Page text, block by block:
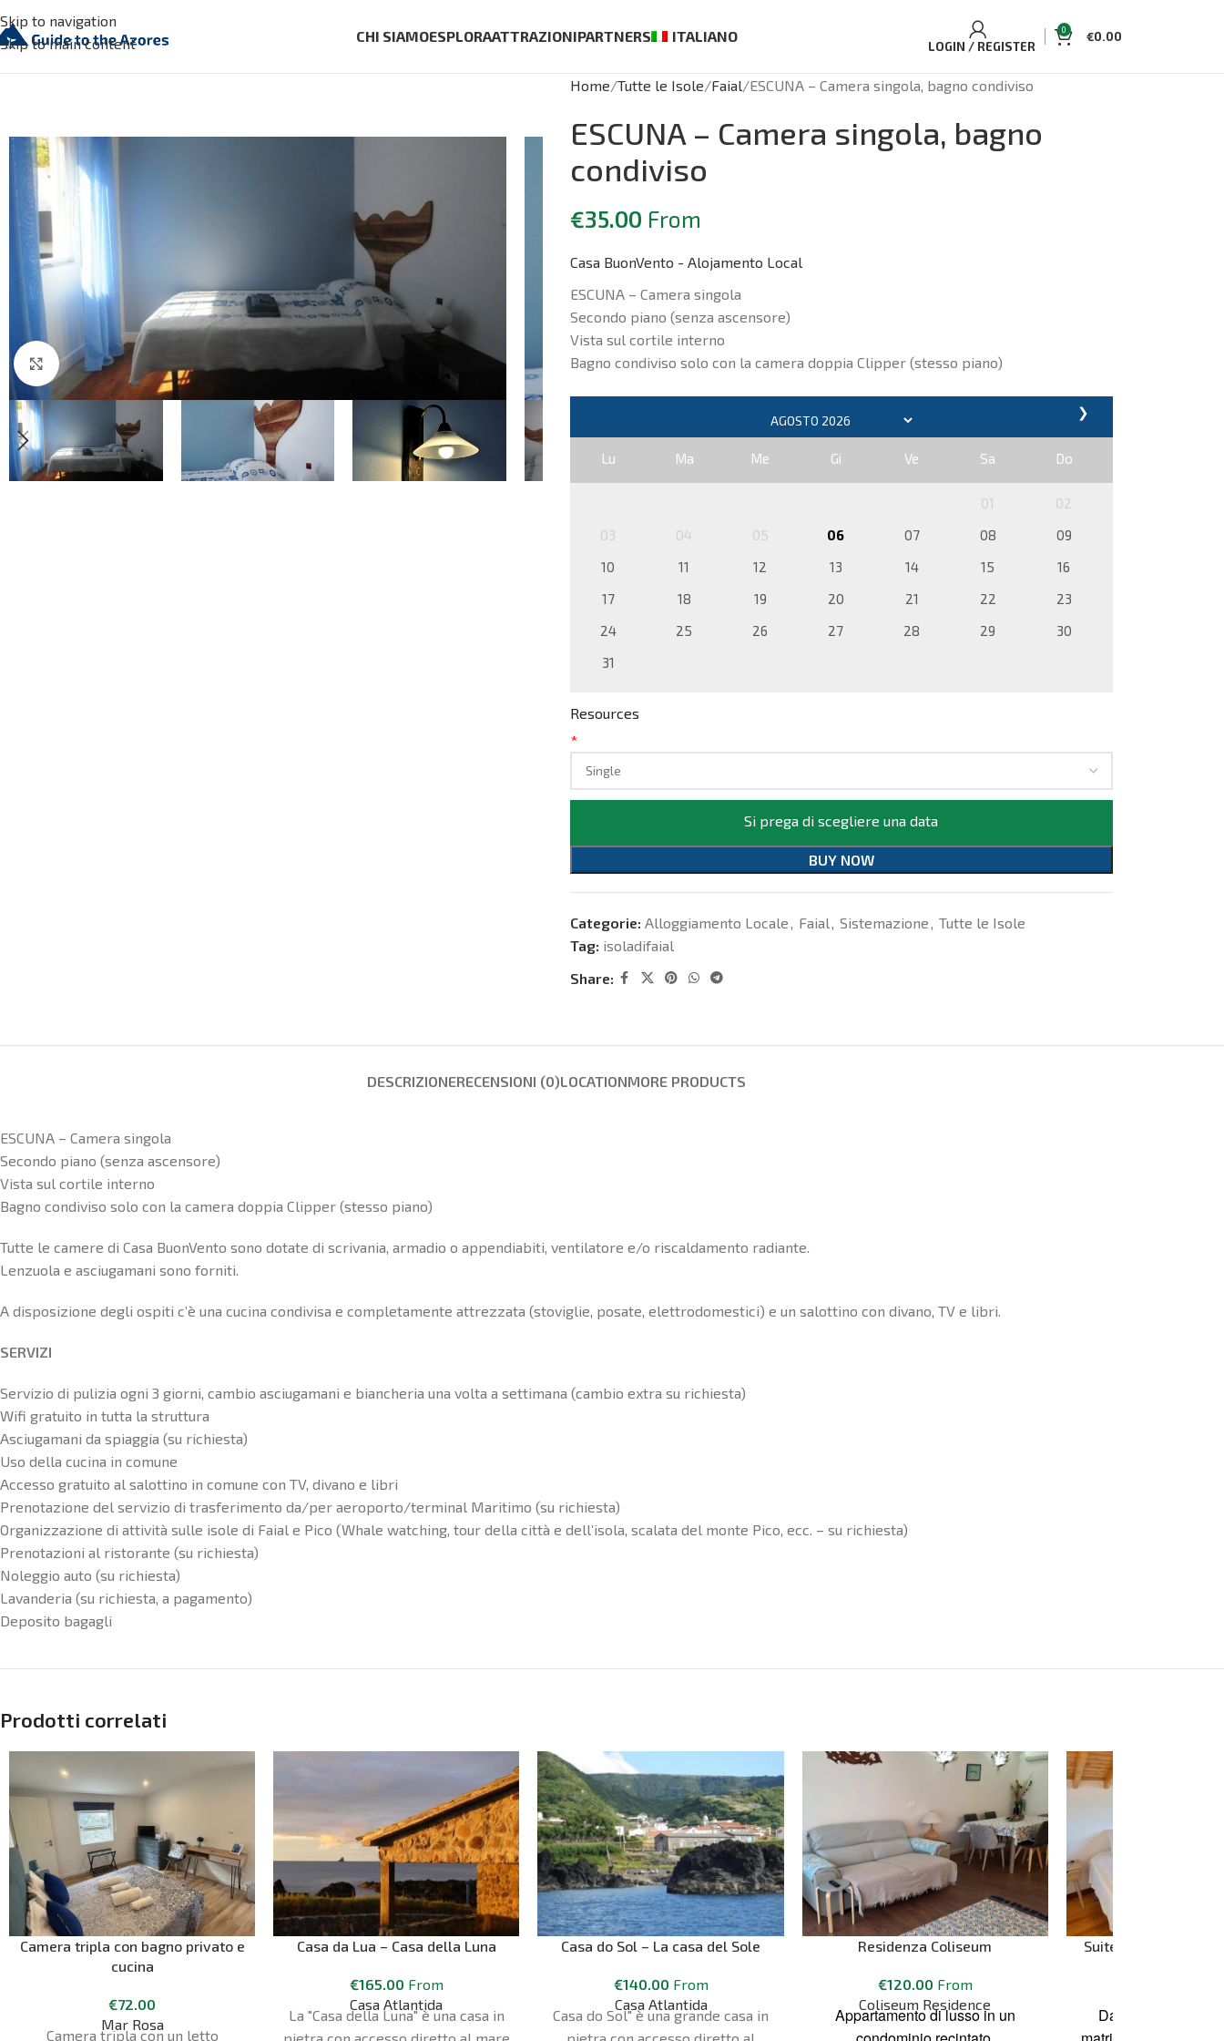
Skip to navigation
Skip to main content
CHI SIAMOESPLORAATTRAZIONIPARTNERS ITALIANO
LOGIN / REGISTER
0 €0.00
Click to enlarge
Home Tutte le Isole Faial ESCUNA – Camera singola, bagno condiviso
ESCUNA – Camera singola, bagno
condiviso
€35.00 From
Casa BuonVento - Alojamento Local
ESCUNA – Camera singola
Secondo piano (senza ascensore)
Vista sul cortile interno
Bagno condiviso solo con la camera doppia Clipper (stesso piano)
❯
Lu Ma Me Gi Ve Sa Do
01
02
03
04 05 06 07 08
09
10
11 12 13 14 15
16
17
18 19 20 21 22
23
24
25 26 27 28 29
30
31
Resources
*
Si prega di scegliere una data
BUY NOW
Categorie: Alloggiamento Locale, Faial, Sistemazione, Tutte le Isole
Tag: isoladifaial
Share:
DESCRIZIONERECENSIONI (0)LOCATIONMORE PRODUCTS
ESCUNA – Camera singola
Secondo piano (senza ascensore)
Vista sul cortile interno
Bagno condiviso solo con la camera doppia Clipper (stesso piano)
Tutte le camere di Casa BuonVento sono dotate di scrivania, armadio o appendiabiti, ventilatore e/o riscaldamento radiante.
Lenzuola e asciugamani sono forniti.
A disposizione degli ospiti c’è una cucina condivisa e completamente attrezzata (stoviglie, posate, elettrodomestici) e un salottino con divano, TV e libri.
SERVIZI
Servizio di pulizia ogni 3 giorni, cambio asciugamani e biancheria una volta a settimana (cambio extra su richiesta)
Wifi gratuito in tutta la struttura
Asciugamani da spiaggia (su richiesta)
Uso della cucina in comune
Accesso gratuito al salottino in comune con TV, divano e libri
Prenotazione del servizio di trasferimento da/per aeroporto/terminal Maritimo (su richiesta)
Organizzazione di attività sulle isole di Faial e Pico (Whale watching, tour della città e dell’isola, scalata del monte Pico, ecc. – su richiesta)
Prenotazioni al ristorante (su richiesta)
Noleggio auto (su richiesta)
Lavanderia (su richiesta, a pagamento)
Deposito bagagli
Prodotti correlati
Camera tripla con bagno privato e
cucina
€72.00
Mar Rosa
Camera tripla con un letto
Casa da Lua – Casa della Luna
€165.00 From
Casa Atlantida
La "Casa della Luna" è una casa in
pietra con accesso diretto al mare
Casa do Sol – La casa del Sole
€140.00 From
Casa Atlantida
Casa do Sol" è una grande casa in
pietra con accesso diretto al
Residenza Coliseum
€120.00 From
Coliseum Residence
Appartamento di lusso in un
Suite Miradouro –
Dalla comodità del